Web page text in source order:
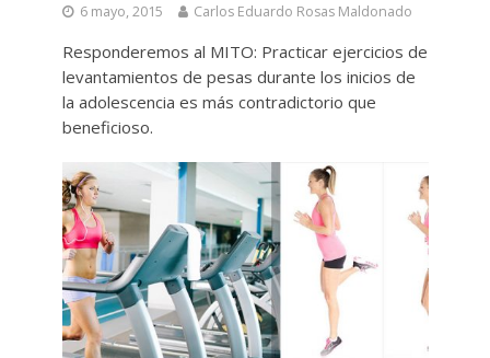
6 mayo, 2015 Carlos Eduardo Rosas Maldonado
Responderemos al MITO: Practicar ejercicios de
levantamientos de pesas durante los inicios de
la adolescencia es más contradictorio que
beneficioso.